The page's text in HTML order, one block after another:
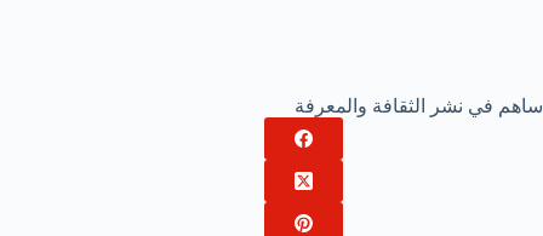
ساهم في نشر الثقافة والمعرفة